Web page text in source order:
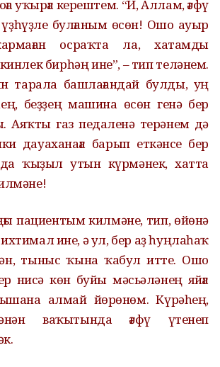
уҡырға керештем. “И, Аллам, ғәфү
булғаным өсөн! Ошо ауыр
осраҡта ла, хатамды
бирһәң ине”, – тип теләнем.
тарала башлағандай булды, уң
беҙҙең машина өсөн генә бер
Аяҡты газ педаленә терәнем дә
дауаханаға барып еткәнсе бер
ҡыҙыл утын күрмәнек, хатта
пациентым килмәне, тип, өйөнә
ине, ә ул, бер аҙ һуңлаһаҡ
тыныс ҡына ҡабул итте. Ошо
нисә көн буйы мәсьәләнең яйға
алмай йөрөнөм. Күрәһең,
ваҡытында ғәфү үтенеп